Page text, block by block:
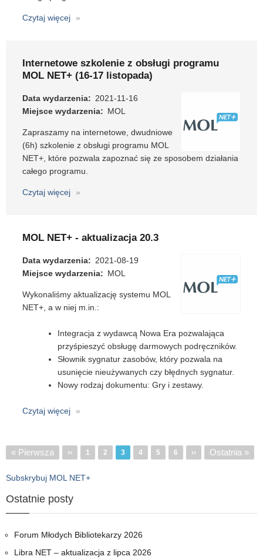
Czytaj więcej
o
obsługi
programu
MOL
NET+
2
lutego
2022)
Internetowe szkolenie z obsługi programu
MOL NET+ (16-17 listopada)
Data wydarzenia
2021-11-16
Miejsce wydarzenia
MOL
Zapraszamy na internetowe, dwudniowe
(6h) szkolenie z obsługi programu MOL
NET+, które pozwala zapoznać się ze sposobem działania
całego programu.
Czytaj więcej
o
obsługi
programu
(16-
17
MOL NET+ - aktualizacja 20.3
Data wydarzenia
2021-08-19
Miejsce wydarzenia
MOL
Wykonaliśmy aktualizację systemu MOL
NET+, a w niej m.in.:
Integracja z wydawcą Nowa Era pozwalająca
przyśpieszyć obsługę darmowych podręczników.
Słownik sygnatur zasobów, który pozwala na
usunięcie nieużywanych czy błędnych sygnatur.
Nowy rodzaj dokumentu: Gry i zestawy.
Czytaj więcej
o
aktualizacja
20.3
Stronicowanie
Pierwsza
« Pierwsza
Poprzednia
‹‹ Strona
1 Strona
2 3 Strona
4 Strona
5 Strona
6
Następna
››
Ostatnia
Ostatnia »
Subskrybuj MOL NET+
Ostatnie posty
Forum Młodych Bibliotekarzy 2026
Libra NET – aktualizacja z lipca 2026